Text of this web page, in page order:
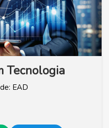
Tecnologia
EAD